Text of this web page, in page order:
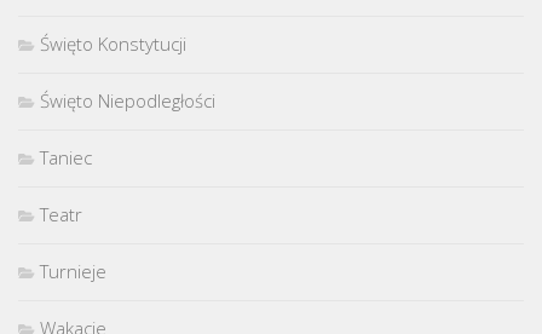
Święto Konstytucji
Święto Niepodległości
Taniec
Teatr
Turnieje
Wakacje